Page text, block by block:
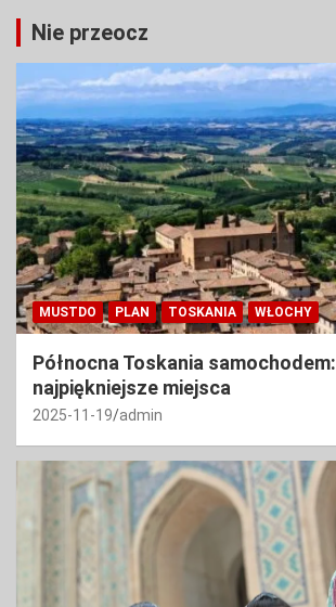
Nie przeocz
MUSTDO PLAN TOSKANIA WŁOCHY
Północna Toskania samochodem:
najpiękniejsze miejsca
2025-11-19 admin